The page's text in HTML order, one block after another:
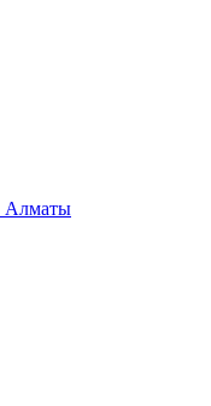
Алматы